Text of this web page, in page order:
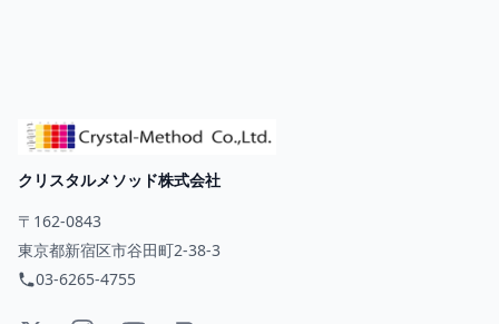
クリスタルメソッド株式会社
〒162-0843
東京都新宿区市谷田町2-38-3
03-6265-4755